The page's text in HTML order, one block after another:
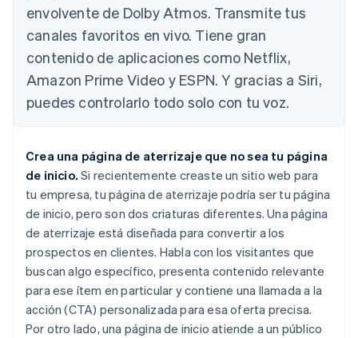
envolvente de Dolby Atmos. Transmite tus
canales favoritos en vivo. Tiene gran
contenido de aplicaciones como Netflix,
Amazon Prime Video y ESPN. Y gracias a Siri,
puedes controlarlo todo solo con tu voz.
Crea una página de aterrizaje que nosea tu página
de inicio. Si recientemente creaste un sitio web para
tu empresa, tu página de aterrizaje podría ser tu página
de inicio, pero son dos criaturas diferentes. Una página
de aterrizaje está diseñada para convertir a los
prospectos en clientes. Habla con los visitantes que
buscan algo específico, presenta contenido relevante
para ese ítem en particular y contiene una llamada a la
acción (CTA) personalizada para esa oferta precisa.
Por otro lado, una página de inicio atiende a un público